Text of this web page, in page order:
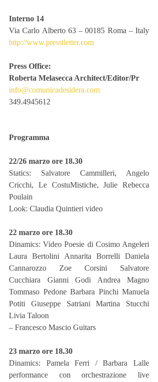
Interno 14
http://www.presstletter.com
Press Office:
Roberta Melasecca Architect/Editor/Pr
info@comunicadesidera.com
349.4945612
Programma
22/26 marzo ore 18.30
Statics: Salvatore Cammilleri, Angelo
Cricchi, Le CostuMistiche, Julie Rebecca
Poulain
Look: Claudia Quintieri video
22 marzo ore 18.30
Dinamics: Video Poesie di Cosimo Angeleri
Laura Bertolini Annarita Borrelli Daniela
Cannarozzo Zoe Corsini Salvatore
Cucchiara Gianni Godi Andrea Magno
Tommaso Pedone Barbara Pinchi Manuela
Potiti Giuseppe Satriani Martina Stucchi
Livia Taloon
– Francesco Mascio Guitars
23 marzo ore 18.30
Dinamics: Pamela Ferri / Barbara Lalle
performance con orchestrazione live